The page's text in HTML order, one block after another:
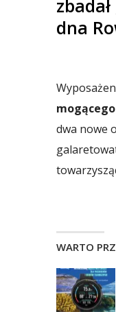
dna
dwa nowe
WARTO